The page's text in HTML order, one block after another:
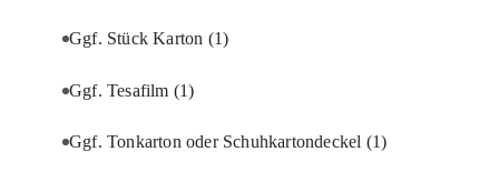
Ggf. Stück Karton (1)
Ggf. Tesafilm (1)
Ggf. Tonkarton oder Schuhkartondeckel (1)